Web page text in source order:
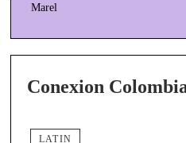
Marel
Conexion
LATIN